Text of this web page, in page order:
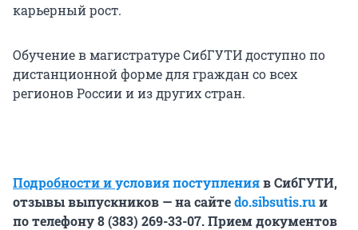
карьерный рост.
Обучение в магистратуре СибГУТИ доступно по
дистанционной форме для граждан со всех
регионов России и из других стран.
Подробности иусловия поступлениявСибГУТИ,
отзывы выпускников — на сайтеdo.sibsutis.ruи
по телефону 8 (383) 269-33-07. Прием документов